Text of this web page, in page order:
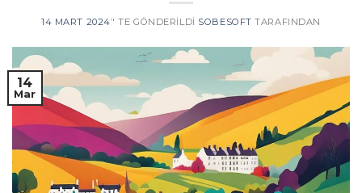
14 MART 2024’' TE GÖNDERILDI SOBESOFT TARAFINDAN
14
Mar